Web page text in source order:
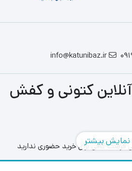
info@katunibaz.ir
کتونی و کفش
فرصت کافی برای خرید حضوری ندارید
نمایش بیشتر